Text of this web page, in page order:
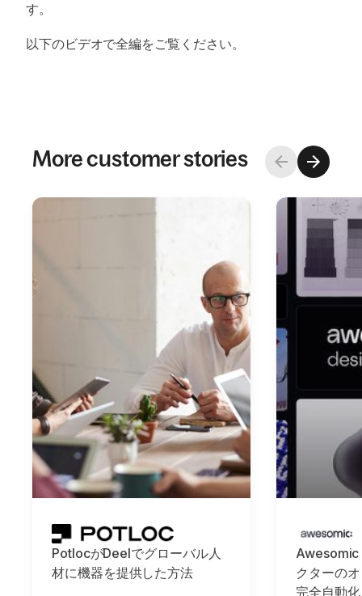
す。
以下のビデオで全編をご覧ください。
More customer stories
PotlocがDeelでグローバル人
材に機器を提供した方法
Awesomic
クターの
完全自動